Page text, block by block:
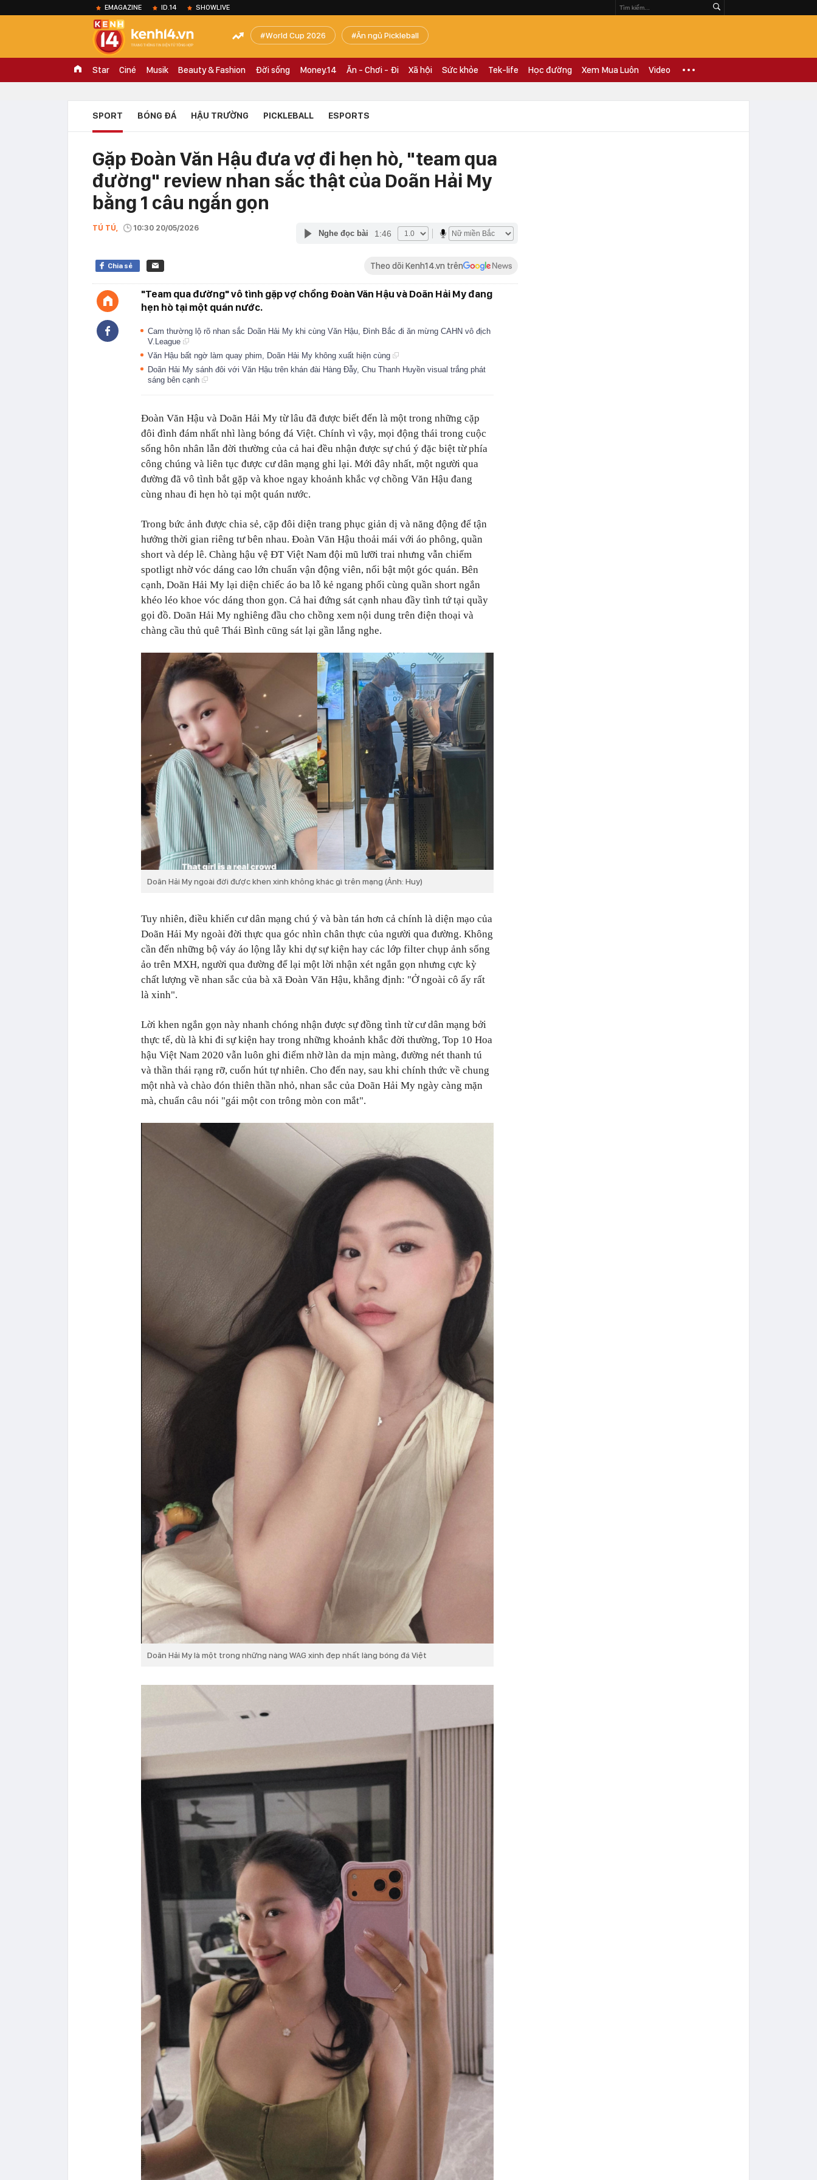
EMAGAZINE ID.14 SHOWLIVE
World Cup 2026 Ăn ngủ Pickleball
Star Ciné Musik Beauty & Fashion Đời sống Money.14 Ăn - Chơi - Đi Xã hội Sức khỏe Tek-life Học đường Xem Mua Luôn Video
SPORT BÓNG ĐÁ HẬU TRƯỜNG PICKLEBALL ESPORTS
Gặp Đoàn Văn Hậu đưa vợ đi hẹn hò, "team qua
đường" review nhan sắc thật của Doãn Hải My
bằng 1 câu ngắn gọn
TÚ TÚ, 10:30 20/05/2026
Nghe đọc bài 1:46
Chia sẻ Theo dõi Kenh14.vn trên
"Team qua đường" vô tình gặp vợ chồng Đoàn Văn Hậu và Doãn Hải My đang
hẹn hò tại một quán nước.
Cam thường lộ rõ nhan sắc Doãn Hải My khi cùng Văn Hậu, Đình Bắc đi ăn mừng CAHN vô địch
V.League
Văn Hậu bất ngờ làm quay phim, Doãn Hải My không xuất hiện cùng
Doãn Hải My sánh đôi với Văn Hậu trên khán đài Hàng Đẫy, Chu Thanh Huyền visual trắng phát
sáng bên cạnh
Đoàn Văn Hậu và Doãn Hải My từ lâu đã được biết đến là một trong những cặp
đôi đình đám nhất nhì làng bóng đá Việt. Chính vì vậy, mọi động thái trong cuộc
sống hôn nhân lẫn đời thường của cả hai đều nhận được sự chú ý đặc biệt từ phía
công chúng và liên tục được cư dân mạng ghi lại. Mới đây nhất, một người qua
đường đã vô tình bắt gặp và khoe ngay khoảnh khắc vợ chồng Văn Hậu đang
cùng nhau đi hẹn hò tại một quán nước.
Trong bức ảnh được chia sẻ, cặp đôi diện trang phục giản dị và năng động để tận
hưởng thời gian riêng tư bên nhau. Đoàn Văn Hậu thoải mái với áo phông, quần
short và dép lê. Chàng hậu vệ ĐT Việt Nam đội mũ lưỡi trai nhưng vẫn chiếm
spotligt nhờ vóc dáng cao lớn chuẩn vận động viên, nổi bật một góc quán. Bên
cạnh, Doãn Hải My lại diện chiếc áo ba lỗ kẻ ngang phối cùng quần short ngắn
khéo léo khoe vóc dáng thon gọn. Cả hai đứng sát cạnh nhau đầy tình tứ tại quầy
gọi đồ. Doãn Hải My nghiêng đầu cho chồng xem nội dung trên điện thoại và
chàng cầu thủ quê Thái Bình cũng sát lại gần lắng nghe.
Doãn Hải My ngoài đời được khen xinh không khác gì trên mạng (Ảnh: Huy)
Tuy nhiên, điều khiến cư dân mạng chú ý và bàn tán hơn cả chính là diện mạo của
Doãn Hải My ngoài đời thực qua góc nhìn chân thực của người qua đường. Không
cần đến những bộ váy áo lộng lẫy khi dự sự kiện hay các lớp filter chụp ảnh sống
ảo trên MXH, người qua đường để lại một lời nhận xét ngắn gọn nhưng cực kỳ
chất lượng về nhan sắc của bà xã Đoàn Văn Hậu, khẳng định: "Ở ngoài cô ấy rất
là xinh".
Lời khen ngắn gọn này nhanh chóng nhận được sự đồng tình từ cư dân mạng bởi
thực tế, dù là khi đi sự kiện hay trong những khoảnh khắc đời thường, Top 10 Hoa
hậu Việt Nam 2020 vẫn luôn ghi điểm nhờ làn da mịn màng, đường nét thanh tú
và thần thái rạng rỡ, cuốn hút tự nhiên. Cho đến nay, sau khi chính thức về chung
một nhà và chào đón thiên thần nhỏ, nhan sắc của Doãn Hải My ngày càng mặn
mà, chuẩn câu nói "gái một con trông mòn con mắt".
Doãn Hải My là một trong những nàng WAG xinh đẹp nhất làng bóng đá Việt